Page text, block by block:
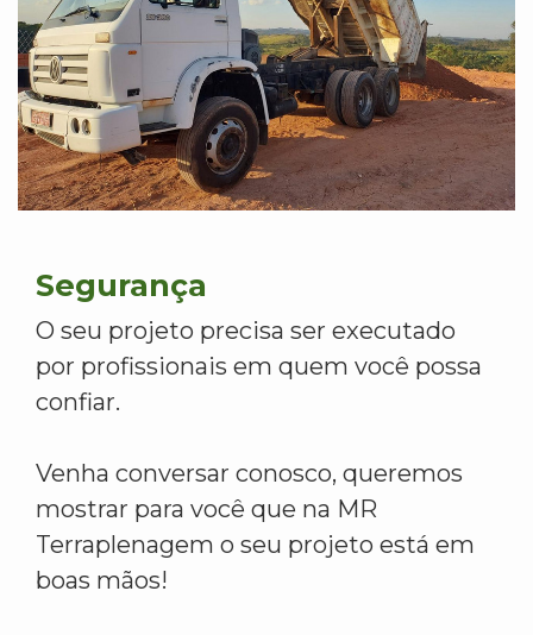
Segurança
O seu projeto precisa ser executado
por profissionais em quem você possa
confiar.
Venha conversar conosco, queremos
mostrar para você que na MR
Terraplenagem o seu projeto está em
boas mãos!